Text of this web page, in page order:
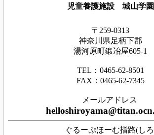
児童養護施設 城山学園
〒259-0313
神奈川県足柄下郡
湯河原町鍛冶屋605-1
TEL：0465‐62‐8501
FAX：0465‐62‐7345
メールアドレス
ぐるーぷほーむ指路(し